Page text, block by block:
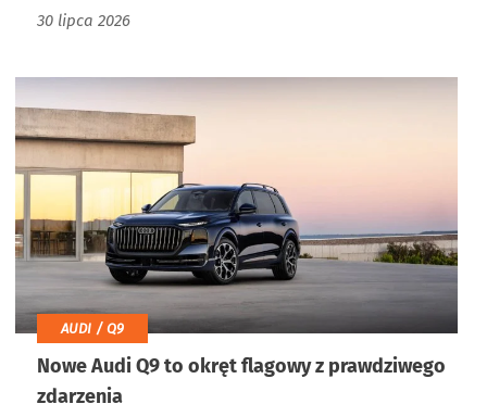
30 lipca 2026
AUDI / Q9
Nowe Audi Q9 to okręt flagowy z prawdziwego
zdarzenia